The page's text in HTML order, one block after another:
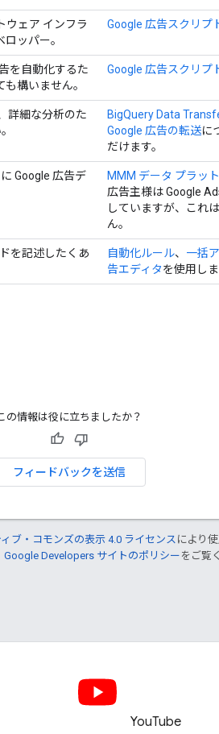
ウェア インフラ
ッパー。
Google 広告スクリプ
を自動化するた
構いません。
Google 広告スクリプ
詳細な分析のた
BigQuery Data
Google 広告の転送に
だけます。
Google 広告デ
MMM データ プラッ
広告主様は Google
していますが、これ
ん。
を記述したくあ
自動化ルール、 一括
告エディタを使用しま
の情報は役に立ちましたか？
フィードバックを送信
ブ・コモンズの表示 4.0 ライセンス により
Google Developers サイトのポリシー をご覧
YouTube